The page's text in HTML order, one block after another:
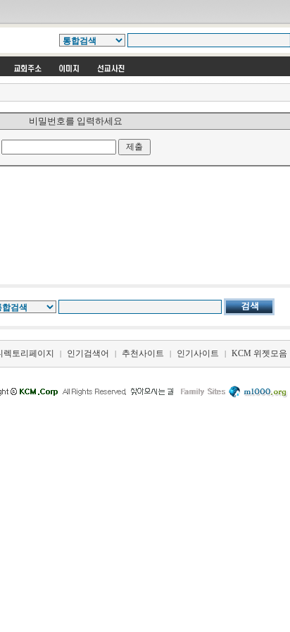
비밀번호를 입력하세요
렉토리페이지 | 인기검색어 | 추천사이트 | 인기사이트 | KCM 위젯모음